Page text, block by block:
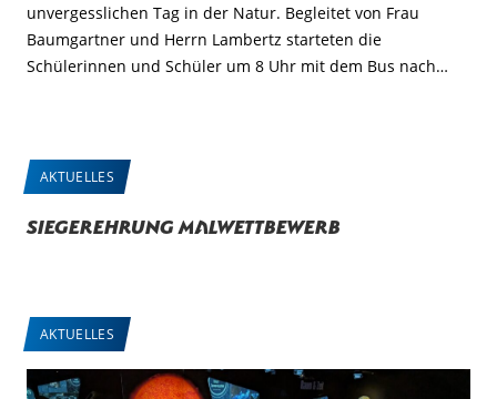
unvergesslichen Tag in der Natur. Begleitet von Frau
Baumgartner und Herrn Lambertz starteten die
Schülerinnen und Schüler um 8 Uhr mit dem Bus nach…
AKTUELLES
Siegerehrung Malwettbewerb
AKTUELLES